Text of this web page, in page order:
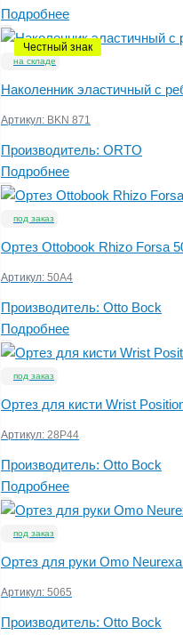
Подробнее
Честный знак
на складе
Наколенник эластичный с
Артикул: BKN 871
Производитель: ORTO
Подробнее
под заказ
Ортез Ottobook Rhizo Forsa
Артикул: 50A4
Производитель: Otto Bock
Подробнее
под заказ
Ортез для кисти Wrist
Артикул: 28P44
Производитель: Otto Bock
Подробнее
под заказ
Ортез для руки Omo
Артикул: 5065
Производитель: Otto Bock